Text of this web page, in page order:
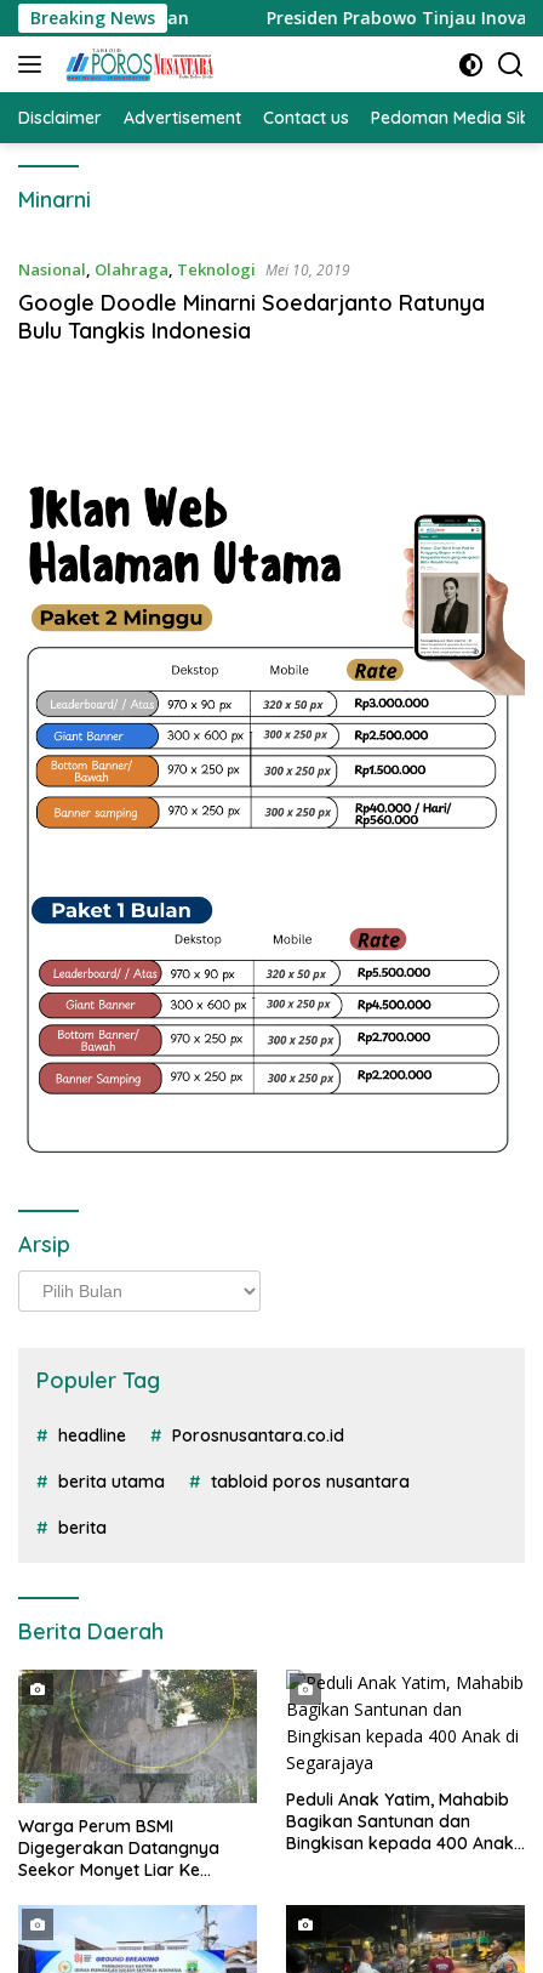
Langsung
ke
konten
Breaking News
Ke Pemukiman Presiden Prabowo Tinjau Inovasi
Disclaimer Advertisement Contact us Pedoman Media
Minarni
Nasional, Olahraga, Teknologi Mei 10, 2019
Google Doodle Minarni Soedarjanto Ratunya
Bulu Tangkis Indonesia
Arsip
Arsip
Populer Tag
headline Porosnusantara.co.id
berita utama tabloid poros nusantara
berita
Berita Daerah
Warga Perum BSMI
Digegerakan Datangnya
Seekor Monyet Liar Ke
Peduli Anak Yatim, Mahabib
Bagikan Santunan dan
Bingkisan kepada 400 Anak